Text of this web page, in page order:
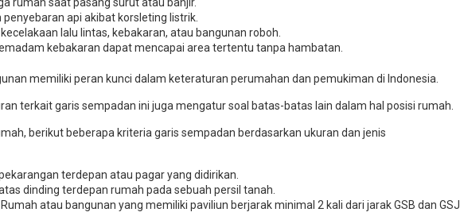
api akibat korsleting listrik.
lalu lintas, kebakaran, atau bangunan roboh.
kebakaran dapat mencapai area tertentu tanpa hambatan.
memiliki peran kunci dalam keteraturan perumahan dan pemukiman di Indonesia.
terkait garis sempadan ini juga mengatur soal batas-batas lain dalam hal posisi rumah.
berikut beberapa kriteria garis sempadan berdasarkan ukuran dan jenis
terdepan atau pagar yang didirikan.
dinding terdepan rumah pada sebuah persil tanah.
Rumah atau bangunan yang memiliki paviliun berjarak minimal 2 kali dari jarak GSB dan GSJ